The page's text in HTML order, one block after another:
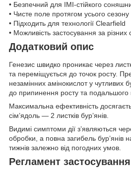
• Безпечний для IMI-стійкого
• Чисте поле протягом усього сезону
• Підходить для технології Clearfield
• Можливість застосування за
Додатковий опис
Генезис швидко проникає через
та переміщується до точок росту.
незамінних амінокислот у чутливих
до припинення росту та подальшого
Максимальна ефективність
сім’ядоль — 2 листків бур’янів.
Видимі симптоми дії з’являються
обробки, а повна загибель бур’янів
тижнів залежно від погодних умов.
Регламент застосування